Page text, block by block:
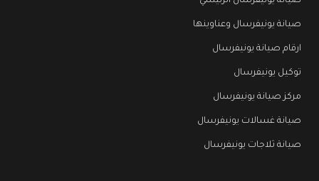
صيانة يونيفرسال وعناوينها
ارقام صيانة يونيفرسال
توكيل يونيفرسال
مركز صيانة يونيفرسال
صيانة غسالات يونيفرسال
صيانة ثلاجات يونيفرسال